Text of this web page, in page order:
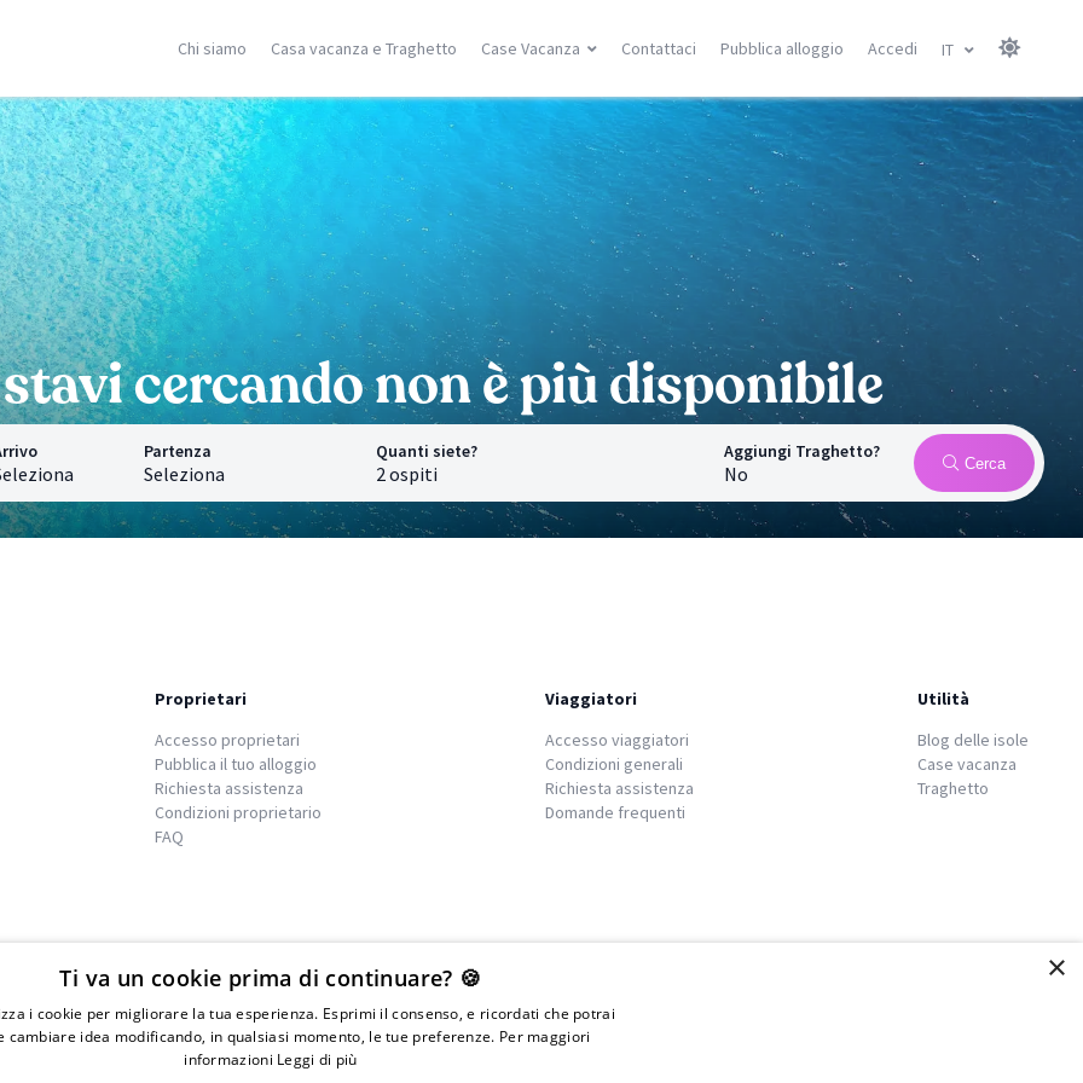
Chi siamo Casa vacanza e Traghetto Case Vacanza
Vito Lo Capo
località
Corsica
Porto Vecchio
Moriani
Ghisonaccia
Isola Rossa
Ajaccio
Calvì
Saint Florent
Ricerca località
Isole Greche
Zante
Samos
Creta
Mykonos
Santorini
Corfù
Ricerca località
Isole Canarie
Gran Canarie
Tenerife
Lanzarote
Fuerteventura
Ricerca località
Isole Baleari
Minorca
Maiorca
Ibiza
Ricerca località
Contattaci Pubblica alloggio Accedi IT
cercando non è più disponibile
Partenza
Seleziona
Quanti siete? Aggiungi Traghetto?
No Cerca
Proprietari
Accesso proprietari
Pubblica il tuo alloggio
Richiesta assistenza
Condizioni proprietario
FAQ
Viaggiatori
Accesso viaggiatori
Condizioni generali
Richiesta assistenza
Domande frequenti
Utilità
Blog delle isole
Case vacanza
Traghetto
We islands
01976730497 - Iscrizione C.I.A.A di
×
Ti va un cookie prima di continuare? 🍪
i cookie per migliorare la tua esperienza. Esprimi il consenso, e ricordati che potrai
cambiare idea modificando, in qualsiasi momento, le tue preferenze. Per maggiori
informazioni Leggi di più